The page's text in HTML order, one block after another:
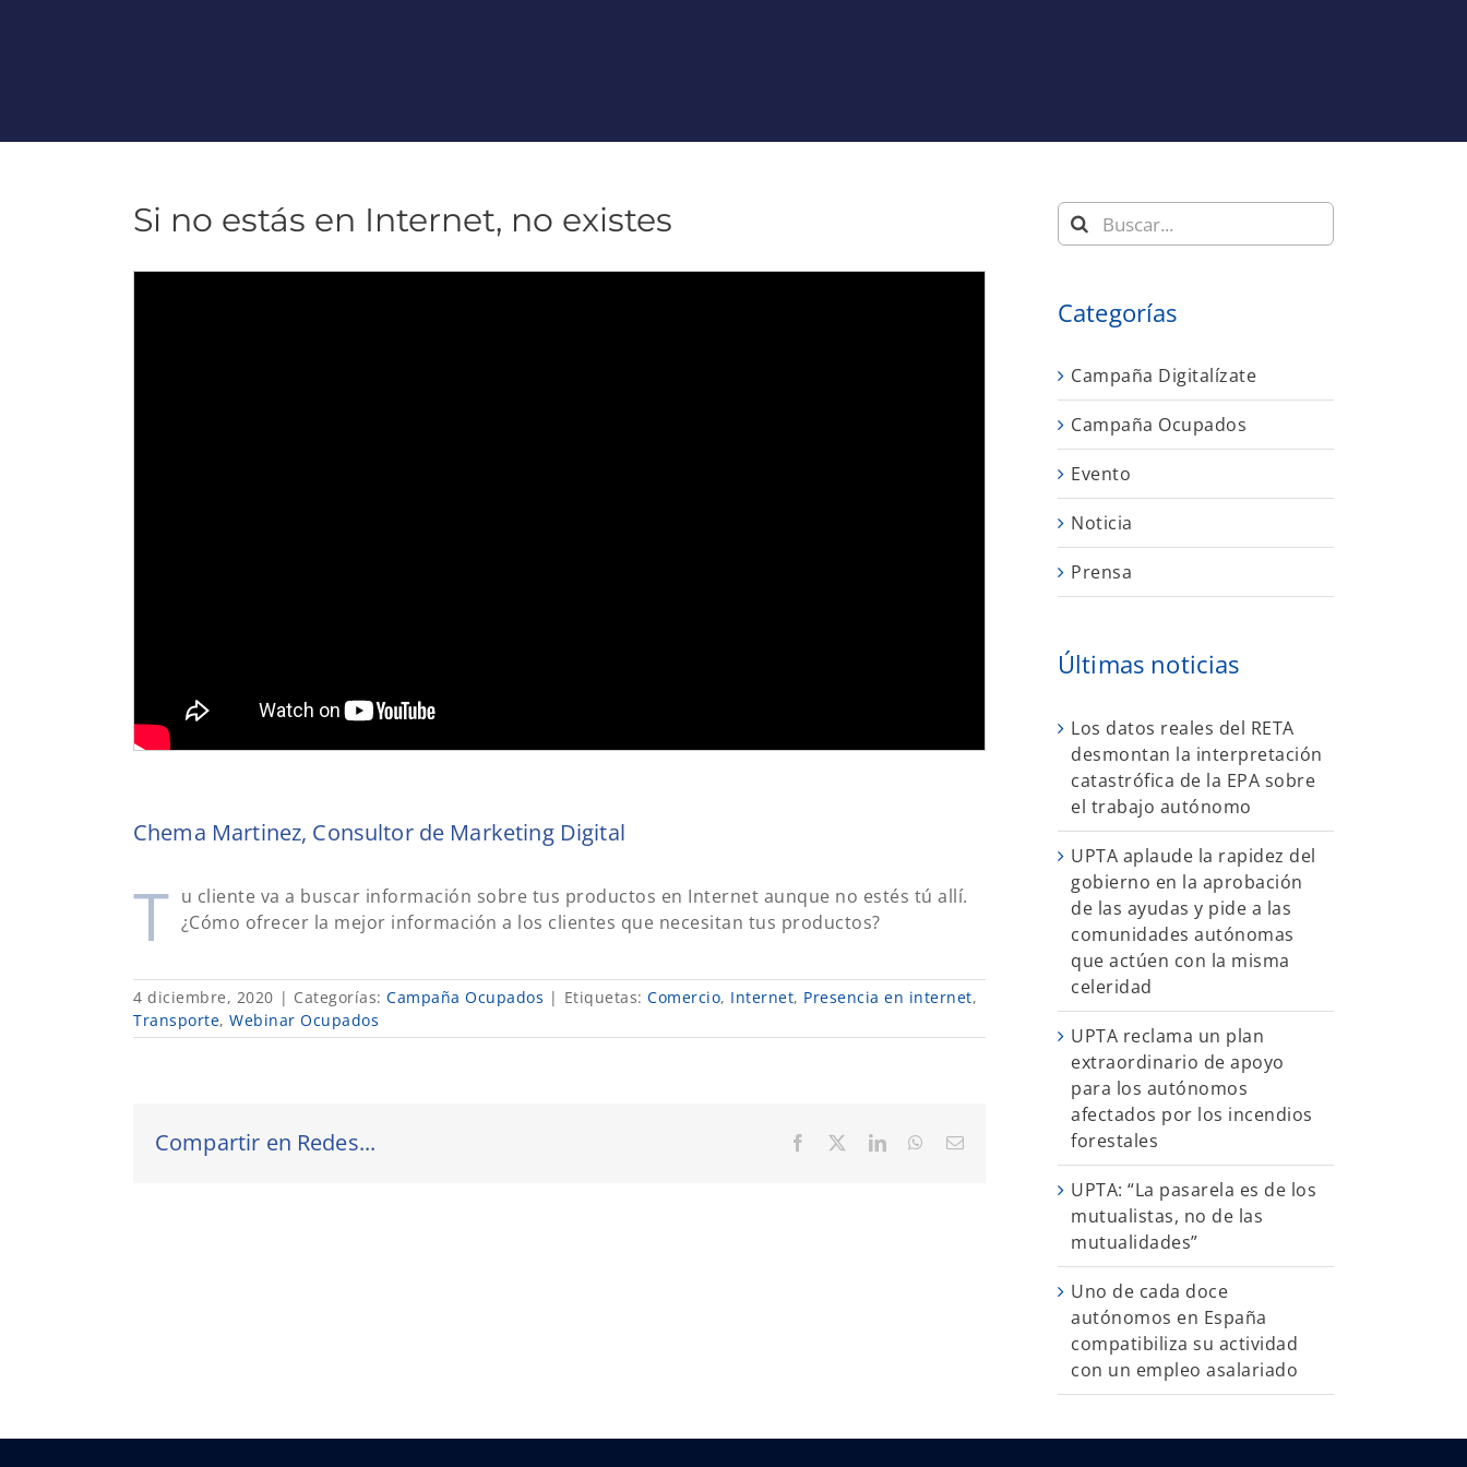
Si no estás en Internet, no existes
Chema Martinez, Consultor de Marketing Digital
T u cliente va a buscar información sobre tus productos en Internet aunque no estés tú allí.
¿Cómo ofrecer la mejor información a los clientes que necesitan tus productos?
4 diciembre, 2020 | Categorías: Campaña Ocupados | Etiquetas: Comercio, Internet, Presencia en internet,
Transporte, Webinar Ocupados
Compartir en Redes... Facebook LinkedInWhatsApp
Correo
Buscar:
Categorías
Campaña Digitalízate
Campaña Ocupados
Evento
Noticia
Prensa
Últimas noticias
Los datos reales del RETA
desmontan la interpretación
catastrófica de la EPA sobre
el trabajo autónomo
UPTA aplaude la rapidez del
gobierno en la aprobación
de las ayudas y pide a las
comunidades autónomas
que actúen con la misma
celeridad
UPTA reclama un plan
extraordinario de apoyo
para los autónomos
afectados por los incendios
forestales
UPTA: “La pasarela es de los
mutualistas, no de las
mutualidades”
Uno de cada doce
autónomos en España
compatibiliza su actividad
con un empleo asalariado